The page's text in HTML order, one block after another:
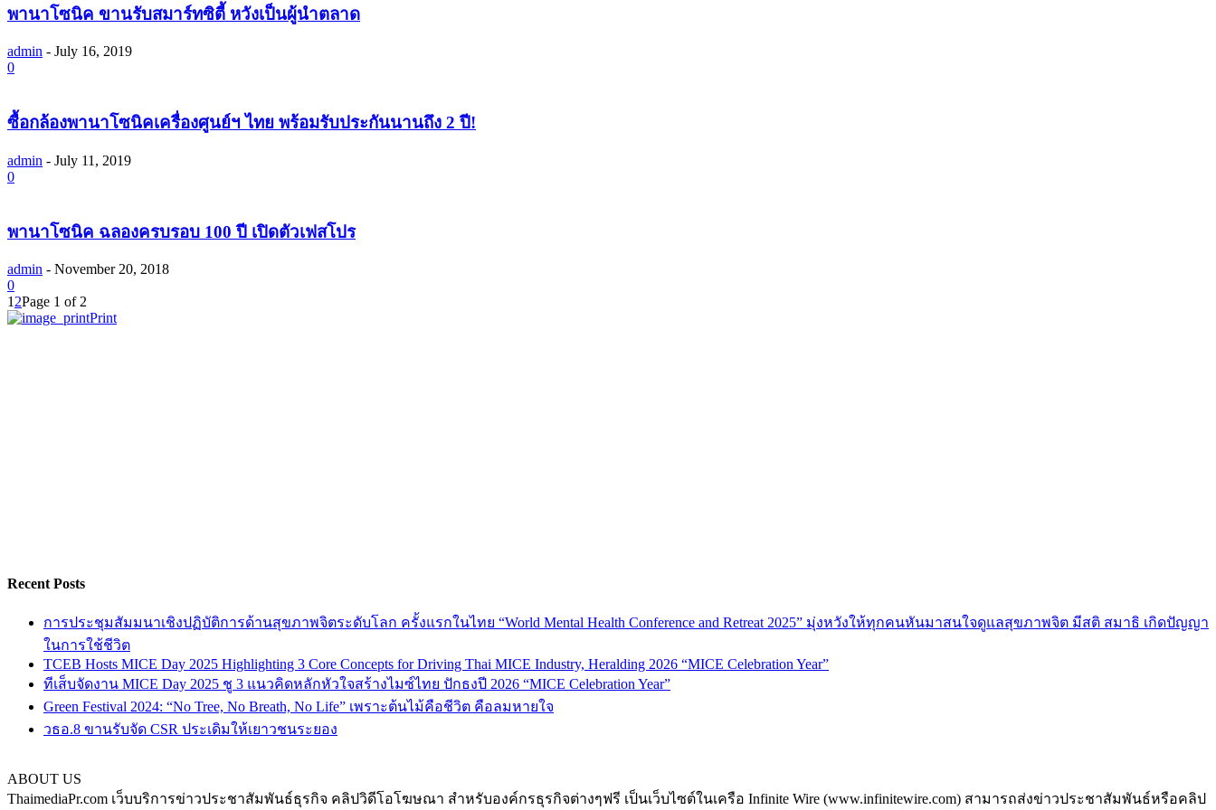
พานาโซนิค ขานรับสมาร์ทซิตี้ หวังเป็นผู้นำตลาด
admin - July 16, 2019
0
ซื้อกล้องพานาโซนิคเครื่องศูนย์ฯ ไทย พร้อมรับประกันนานถึง 2 ปี!
admin - July 11, 2019
0
พานาโซนิค ฉลองครบรอบ 100 ปี เปิดตัวเฟสโปร
admin - November 20, 2018
0
1 2Page 1 of 2
Print
Recent Posts
การประชุมสัมมนาเชิงปฏิบัติการด้านสุขภาพจิตระดับโลก ครั้งแรกในไทย “World Mental Health Conference and Retreat 2025” มุ่งหวังให้ทุกคนหันมาสนใจดูแลสุขภาพจิต มีสติ สมาธิ เกิดปัญญา
ในการใช้ชีวิต
TCEB Hosts MICE Day 2025 Highlighting 3 Core Concepts for Driving Thai MICE Industry, Heralding 2026 “MICE Celebration Year”
ทีเส็บจัดงาน MICE Day 2025 ชู 3 แนวคิดหลักหัวใจสร้างไมซ์ไทย ปักธงปี 2026 “MICE Celebration Year”
Green Festival 2024: “No Tree, No Breath, No Life” เพราะต้นไม้คือชีวิต คือลมหายใจ
วธอ.8 ขานรับจัด CSR ประเดิมให้เยาวชนระยอง
ABOUT US
ThaimediaPr.com เว็บบริการข่าวประชาสัมพันธ์ธุรกิจ คลิปวิดีโอโฆษณา สำหรับองค์กรธุรกิจต่างๆฟรี เป็นเว็บไซต์ในเครือ Infinite Wire (www.infinitewire.com) สามารถส่งข่าวประชาสัมพันธ์หรือคลิป